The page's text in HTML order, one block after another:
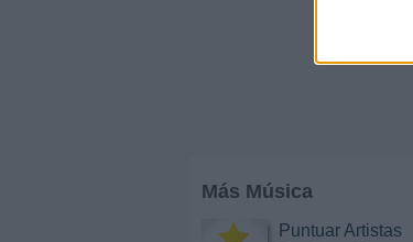
Más Música
Puntuar Artistas